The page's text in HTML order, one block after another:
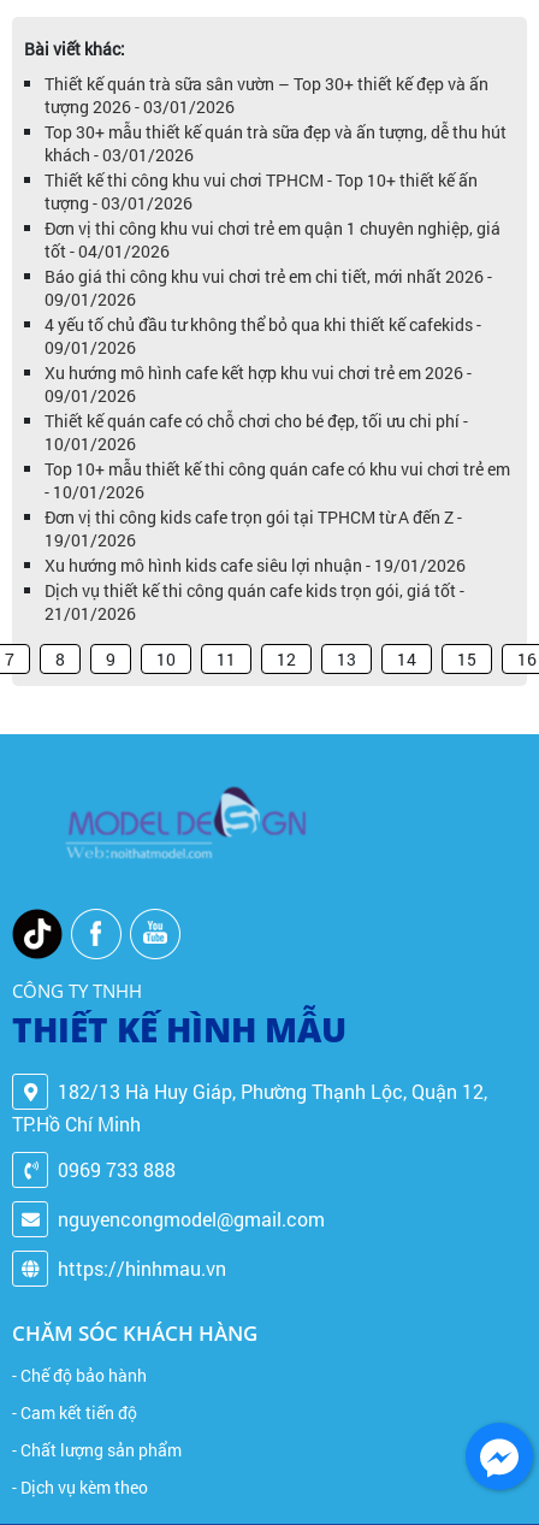
Bài viết khác:
Thiết kế quán trà sữa sân vườn – Top 30+ thiết kế đẹp và ấn
tượng 2026 - 03/01/2026
Top 30+ mẫu thiết kế quán trà sữa đẹp và ấn tượng, dễ thu hút
khách - 03/01/2026
Thiết kế thi công khu vui chơi TPHCM - Top 10+ thiết kế ấn
tượng - 03/01/2026
Đơn vị thi công khu vui chơi trẻ em quận 1 chuyên nghiệp, giá
tốt - 04/01/2026
Báo giá thi công khu vui chơi trẻ em chi tiết, mới nhất 2026 -
09/01/2026
4 yếu tố chủ đầu tư không thể bỏ qua khi thiết kế cafekids -
09/01/2026
Xu hướng mô hình cafe kết hợp khu vui chơi trẻ em 2026 -
09/01/2026
Thiết kế quán cafe có chỗ chơi cho bé đẹp, tối ưu chi phí -
10/01/2026
Top 10+ mẫu thiết kế thi công quán cafe có khu vui chơi trẻ em
- 10/01/2026
Đơn vị thi công kids cafe trọn gói tại TPHCM từ A đến Z -
19/01/2026
Xu hướng mô hình kids cafe siêu lợi nhuận - 19/01/2026
Dịch vụ thiết kế thi công quán cafe kids trọn gói, giá tốt -
21/01/2026
7 8 9 10 11 12 13 14 15 16
CÔNG TY TNHH
THIẾT KẾ HÌNH MẪU
182/13 Hà Huy Giáp, Phường Thạnh Lộc, Quận 12,
TP.Hồ Chí Minh
0969 733 888
nguyencongmodel@gmail.com
https://hinhmau.vn
CHĂM SÓC KHÁCH HÀNG
- Chế độ bảo hành
- Cam kết tiến độ
- Chất lượng sản phẩm
- Dịch vụ kèm theo